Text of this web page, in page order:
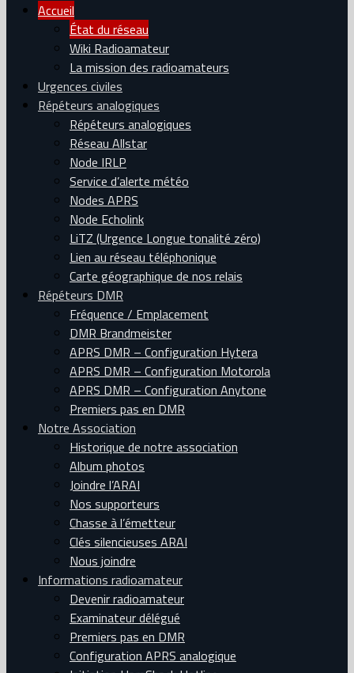
Accueil
État du réseau
Wiki Radioamateur
La mission des radioamateurs
Urgences civiles
Répéteurs analogiques
Répéteurs analogiques
Réseau Allstar
Node IRLP
Service d’alerte météo
Nodes APRS
Node Echolink
LiTZ (Urgence Longue tonalité zéro)
Lien au réseau téléphonique
Carte géographique de nos relais
Répéteurs DMR
Fréquence / Emplacement
DMR Brandmeister
APRS DMR – Configuration Hytera
APRS DMR – Configuration Motorola
APRS DMR – Configuration Anytone
Premiers pas en DMR
Notre Association
Historique de notre association
Album photos
Joindre l’ARAI
Nos supporteurs
Chasse à l’émetteur
Clés silencieuses ARAI
Nous joindre
Informations radioamateur
Devenir radioamateur
Examinateur délégué
Premiers pas en DMR
Configuration APRS analogique